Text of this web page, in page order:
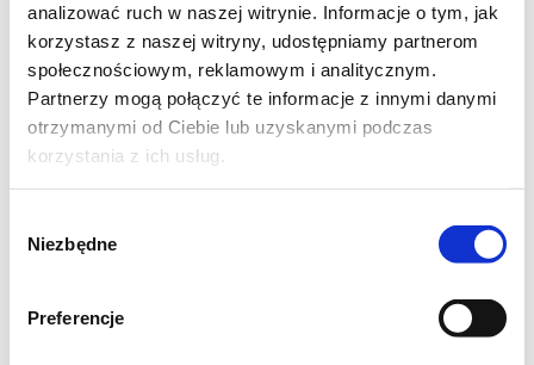
analizować ruch w naszej witrynie. Informacje o tym, jak
korzystasz z naszej witryny, udostępniamy partnerom
społecznościowym, reklamowym i analitycznym.
Partnerzy mogą połączyć te informacje z innymi danymi
otrzymanymi od Ciebie lub uzyskanymi podczas
korzystania z ich usług.
zgody
Niezbędne
Preferencje
mlode ziemniaki okolo 500g